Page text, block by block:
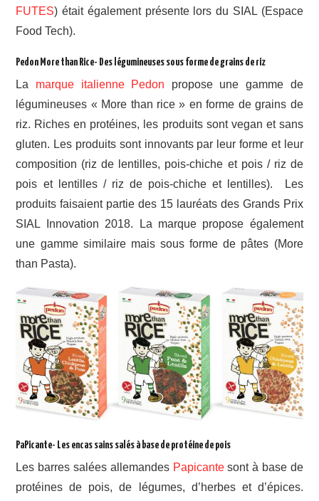
FUTES) était également présente lors du SIAL (Espace
Food Tech).
Pedon More than Rice- Des légumineuses sous forme de grains de riz
La marque italienne Pedon propose une gamme de
légumineuses « More than rice » en forme de grains de
riz. Riches en protéines, les produits sont vegan et sans
gluten. Les produits sont innovants par leur forme et leur
composition (riz de lentilles, pois-chiche et pois / riz de
pois et lentilles / riz de pois-chiche et lentilles). Les
produits faisaient partie des 15 lauréats des Grands Prix
SIAL Innovation 2018. La marque propose également
une gamme similaire mais sous forme de pâtes (More
than Pasta).
PaPicante- Les encas sains salés à base de protéine de pois
Les barres salées allemandes Papicantesont à base de
protéines de pois, de légumes, d’herbes et d’épices.